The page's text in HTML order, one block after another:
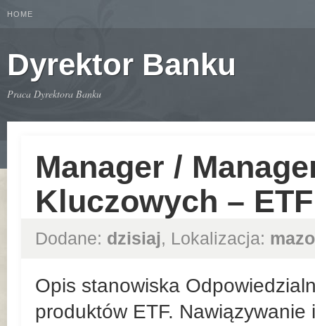
HOME
Dyrektor Banku
Praca Dyrektora Banku
Manager /
Kluczowych – ETF
Dodane: dzisiaj, Lokalizacja:
Opis stanowiska
produktów ETF.